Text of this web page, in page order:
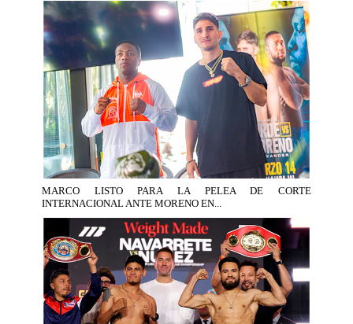
MARCO LISTO PARA LA PELEA DE CORTE
INTERNACIONAL ANTE MORENO EN...